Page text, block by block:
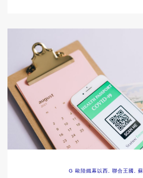
G 歐陸鐵幕以西 聯合王國